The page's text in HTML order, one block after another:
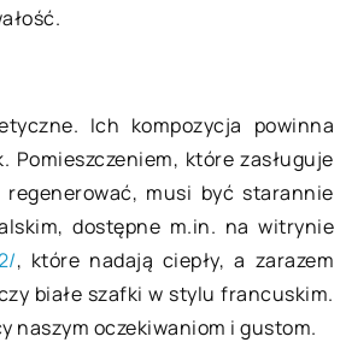
Ich kompozycja powinna
które zasługuje
musi być starannie
dostępne m.in. na witrynie
, które nadają ciepły, a zarazem
białe szafki w stylu francuskim.
naszym oczekiwaniom i gustom.
kwestii
jest
02 czerwca 2020
Jakość jak z
sprzętu do
filmów
Źródło obrazu i